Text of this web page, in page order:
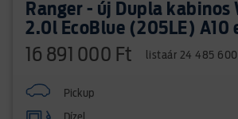
Ranger - új Dupla
2.0l EcoBlue (205LE) A10
16 891 000 Ft listaár 24 485
Pickup